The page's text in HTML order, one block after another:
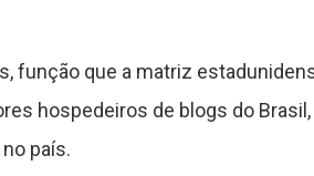
função que a matriz
hospedeiros de blogs do Brasil,
país.